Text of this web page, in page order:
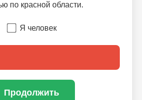
по красной области.
Я человек
Продолжить